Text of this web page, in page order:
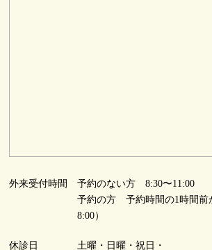
外来受付時間
予約のない方 8:30〜11:00
予約の方 予約時間の1時間前
8:00）
休診日
土曜・日曜・祝日・